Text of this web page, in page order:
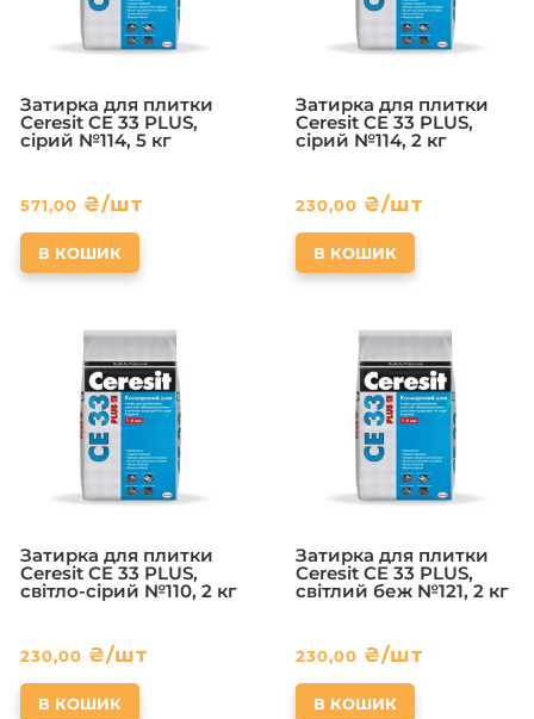
Затирка для плитки
Ceresit CE 33 PLUS,
сірий №114, 5 кг
571,00 ₴/шт
В КОШИК
Затирка для плитки
Ceresit CE 33 PLUS,
сірий №114, 2 кг
230,00 ₴/шт
В КОШИК
Затирка для плитки
Ceresit CE 33 PLUS,
світло-сірий №110, 2 кг
230,00 ₴/шт
В КОШИК
Затирка для плитки
Ceresit CE 33 PLUS,
світлий беж №121, 2 кг
230,00 ₴/шт
В КОШИК